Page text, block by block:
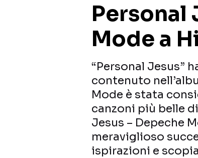
Personal
Mode a
“Personal Jesus”
contenuto
Mode è stata
canzoni più belle
Jesus – Depeche
meraviglioso
ispirazioni e